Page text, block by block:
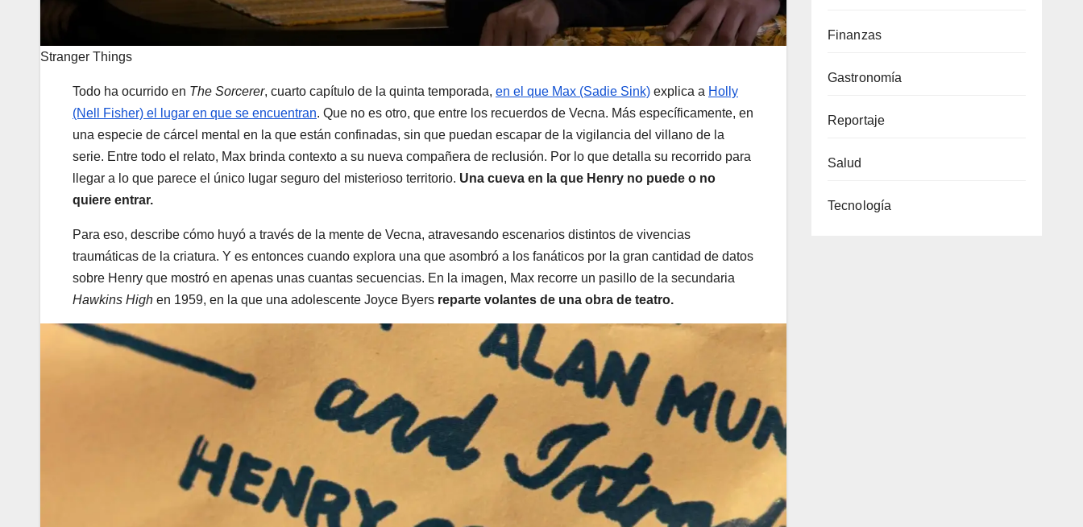
Stranger Things
Todo ha ocurrido en The Sorcerer, cuarto capítulo de la quinta temporada, en el que Max (Sadie Sink) explica a Holly
(Nell Fisher) el lugar en que se encuentran. Que no es otro, que entre los recuerdos de Vecna. Más específicamente, en
una especie de cárcel mental en la que están confinadas, sin que puedan escapar de la vigilancia del villano de la
serie. Entre todo el relato, Max brinda contexto a su nueva compañera de reclusión. Por lo que detalla su recorrido para
llegar a lo que parece el único lugar seguro del misterioso territorio. Una cueva en la que Henry no puede o no
quiere entrar.
Para eso, describe cómo huyó a través de la mente de Vecna, atravesando escenarios distintos de vivencias
traumáticas de la criatura. Y es entonces cuando explora una que asombró a los fanáticos por la gran cantidad de datos
sobre Henry que mostró en apenas unas cuantas secuencias. En la imagen, Max recorre un pasillo de la secundaria
Hawkins High en 1959, en la que una adolescente Joyce Byers reparte volantes de una obra de teatro.
Finanzas
Gastronomía
Reportaje
Salud
Tecnología